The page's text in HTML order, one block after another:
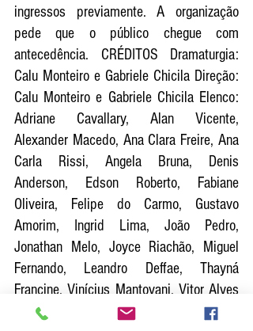
ingressos previamente. A organização
pede que o público chegue com
antecedência. CRÉDITOS Dramaturgia:
Calu Monteiro e Gabriele Chicila Direção:
Calu Monteiro e Gabriele Chicila Elenco:
Adriane Cavallary, Alan Vicente,
Alexander Macedo, Ana Clara Freire, Ana
Carla Rissi, Angela Bruna, Denis
Anderson, Edson Roberto, Fabiane
Oliveira, Felipe do Carmo, Gustavo
Amorim, Ingrid Lima, João Pedro,
Jonathan Melo, Joyce Riachão, Miguel
Fernando, Leandro Deffae, Thayná
Francine, Vinícius Mantovani, Vitor Alves
e Vitor Jardim. Apoio: Senac Marília